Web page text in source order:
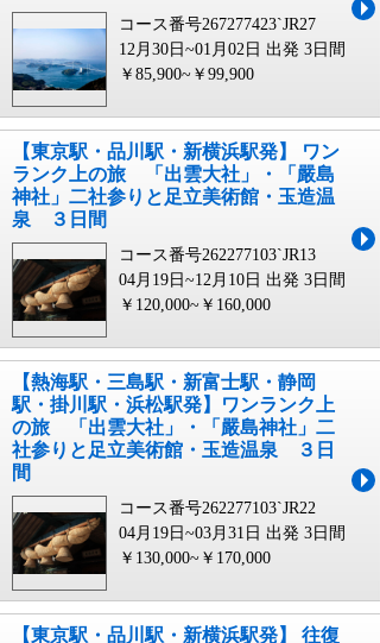
コース番号267277423`JR27
12月30日~01月02日 出発 3日間
￥85,900~￥99,900
【東京駅・品川駅・新横浜駅発】 ワン
ランク上の旅 「出雲大社」・「嚴島
神社」二社参りと足立美術館・玉造温
泉 ３日間
コース番号262277103`JR13
04月19日~12月10日 出発 3日間
￥120,000~￥160,000
【熱海駅・三島駅・新富士駅・静岡
駅・掛川駅・浜松駅発】ワンランク上
の旅 「出雲大社」・「嚴島神社」二
社参りと足立美術館・玉造温泉 ３日
間
コース番号262277103`JR22
04月19日~03月31日 出発 3日間
￥130,000~￥170,000
【東京駅・品川駅・新横浜駅発】 往復